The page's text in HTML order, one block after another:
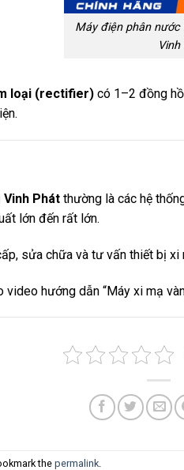
Máy điện phân nước
Vinh
loại (rectifier)có 1–2 đồng hồ
Vinh Phátthường là các hệ
lớn đến rất lớn.
sửa chữa và tư vấn thiết bị xi
hướng dẫn “Máy xi mạ
the permalink